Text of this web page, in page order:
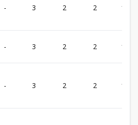
- 3 2 2 107
- 3 2 2 107
- 3 2 2 107